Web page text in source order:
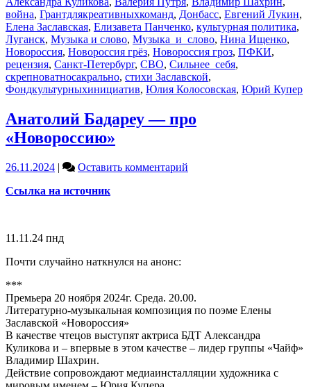
война, Грантдлякреативныхкоманд, Донбасс, Евгений Лукин,
Елена Заславская, Елизавета Панченко, культурная политика,
Луганск, Музыка и слово, Музыка_и_слово, Нина Ищенко,
Новороссия, Новороссия грёз, Новороссия гроз, ПФКИ,
рецензия, Санкт-Петербург, СВО, Сильнее_себя,
скрепноватносакрально, стихи Заславской,
Фондкультурныхинициатив, Юлия Колосовская, Юрий Купер
Анатолий Бадареу — про
«Новороссию»
26.11.2024 | Оставить комментарий
Ссылка на источник
11.11.24 пнд
Почти случайно наткнулся на анонс:
***
Премьера 20 ноября 2024г. Среда. 20.00.
Литературно-музыкальная композиция по поэме Елены
Заславской «Новороссия»
В качестве чтецов выступят актриса БДТ Александра
Куликова и – впервые в этом качестве – лидер группы «Чайф»
Владимир Шахрин.
Действие сопровождают медиаинсталляции художника с